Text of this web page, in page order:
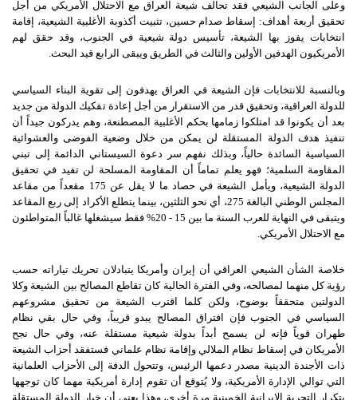
وعلى الجانب الشيعي فقد تحالف شيعة العراق مع الاحتلال الأمريكي من أجل
تحقيق أربعة أهداف: إسقاط صدام حسين، تثبيت أكذوبة الأغلبية الشيعية، إقامة
انتخابات يفوز بها الشيعة، تأسيس دولة شيعية في الجنوب، وقد حقق لهم
الأمريكيون الهدفين الأولين والثالث في الطريق ويبقى الرابع قيد البحث.
وبالنسبة للانتخابات فإن الشيعة في العراق يهدفون إلى تقوية البناء السياسي
للدولة العراقية، وتحقيق قدر من الاستقرار من أجل إعادة تفكيك الدولة من جديد
بعد أن يكونوا قد امتلكوا زمامها بحكم الأغلبية المصطنعة، وهم يدركون جيداً أن
تنفيذ هدف الدولة المستقلة لن يمكن من خلال وضعية الفوضى والعشوائية
السياسية السائدة حالياً، وبذلك نفهم سر دعوة السيستاني الدائمة إلى تبني
المقاومة السلمية؛ فهو يعلم تماماً أن المقاومة المسلحة لن تفيد في تحقيق
الدولة الشيعية، ويأمل الشيعة في حصاد ما لا يقل عن 175 مقعداً من مقاعد
المجلس الوطني البالغة 275، أي نحو الثلثين، بينما يتطلع الأكراد إلى ربع المقاعد
ويتبقى في النهاية للعرب السنة ما بين 15 - 20% فقط سيشغلها غالباً المتواطئون
مع الاحتلال الأمريكي.
خلاصة الشأن الشيعي العراقي أن إيران وأمريكا يتبادلان تحريك تياراته حسب
رؤية كل منهما لمصالحه، وفي الفترة الحالية كان تقاطع المصالح بين الشيعة وكلا
الدولتين متحققاً بوضوح، ولكن كلما اقترب الشيعة من تحقيق مشروعهم
السياسي في الجنوب فإن افتراق المصالح يبدو قريباً، وفي حال بقي نظام
طهران قوياً فإنه لن يسمح أبداً بدولة شيعية مستقلة عنه، وفي حال نجح
الأمريكان في إسقاط نظام الملالي وإقامة نظام علماني فستفقد أحزاب الشيعة
ذات الأجندة الدينية مصدر دعمها الرئيس، وتتحول الدفة إلى الأحزاب العلمانية
التي توالي الإدارة الأمريكية، ولا يُتوقع أن تقوم إدارة أمريكية مهما كان توجهها
بتكرار التجربة الإيرانية الخمينية مرة أخرى، وهذا يعني أن خيار الدولة المستقلة